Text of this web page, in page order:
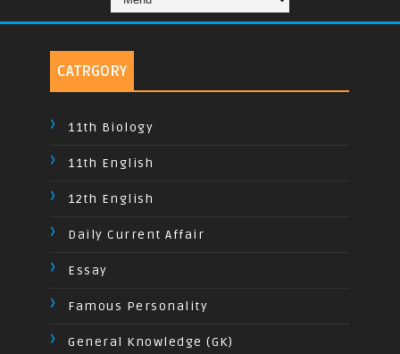
CATRGORY
11th Biology
11th English
12th English
Daily Current Affair
Essay
Famous Personality
General Knowledge (GK)